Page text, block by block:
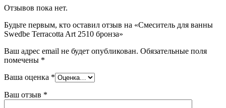
Отзывов пока нет.
Будьте первым, кто оставил отзыв на «Смеситель для ванны
Swedbe Terracotta Art 2510 бронза»
Ваш адрес email не будет опубликован. Обязательные поля
помечены *
Ваша оценка *
Ваш отзыв *